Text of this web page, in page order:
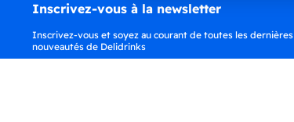
Inscrivez-vous à la newsletter
Inscrivez-vous et soyez au courant de toutes les dernières
nouveautés de Delidrinks